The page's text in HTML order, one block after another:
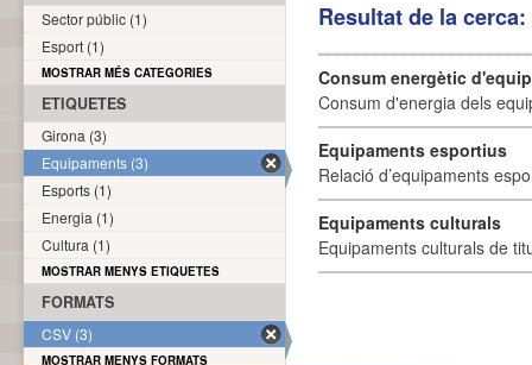
Resultat de la
Consum energètic
Consum d'energia dels
Equipaments esportius
Relació d’equipaments
Equipaments culturals
Equipaments culturals de
Sector públic (1)
Esport (1)
MOSTRAR MÉS CATEGORIES
ETIQUETES
Girona (3)
Equipaments (3)
Esports (1)
Energia (1)
Cultura (1)
MOSTRAR MENYS ETIQUETES
FORMATS
CSV (3)
MOSTRAR MENYS FORMATS